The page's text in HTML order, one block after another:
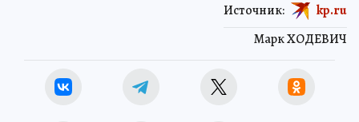
Марк ХОДЕВИЧ
Источник: kp.ru